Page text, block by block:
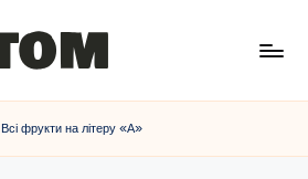
Всі фрукти на літеру «А»